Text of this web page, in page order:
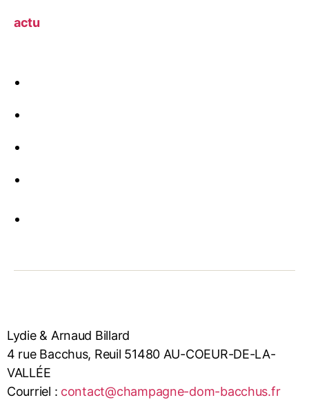
actu
Lydie & Arnaud Billard
4 rue Bacchus, Reuil 51480 AU-COEUR-DE-LA-
VALLÉE
Courriel : contact@champagne-dom-bacchus.fr